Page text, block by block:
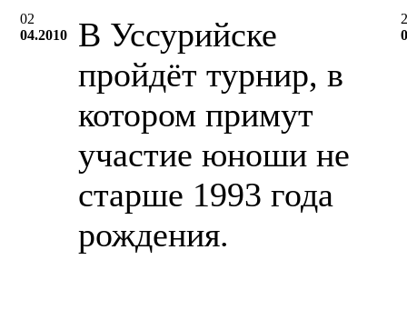
02
04.2010
В Уссурийске
пройдёт турнир, в
котором примут
участие юноши не
старше 1993 года
рождения.